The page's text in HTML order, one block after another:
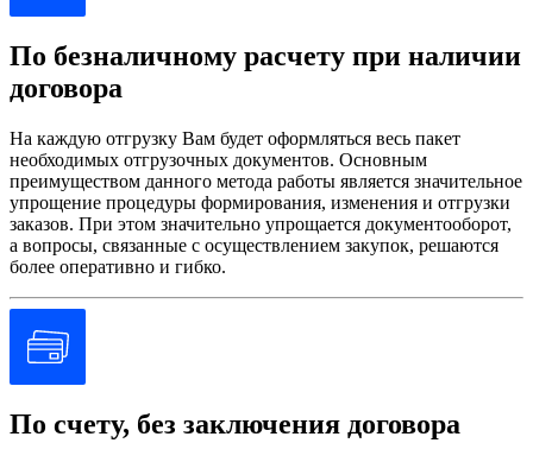
По безналичному расчету при наличии
договора
На каждую отгрузку Вам будет оформляться весь пакет
необходимых отгрузочных документов. Основным
преимуществом данного метода работы является значительное
упрощение процедуры формирования, изменения и отгрузки
заказов. При этом значительно упрощается документооборот,
а вопросы, связанные с осуществлением закупок, решаются
более оперативно и гибко.
По счету, без заключения договора